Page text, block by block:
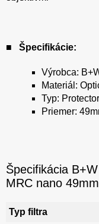
■ Špecifikácie:
Výrobca:
Materiál:
Typ:
Priemer:
Špecifikácia
MRC nano 49mm
Typ filtra